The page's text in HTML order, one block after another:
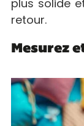
plus solide
retour.
Mesurez